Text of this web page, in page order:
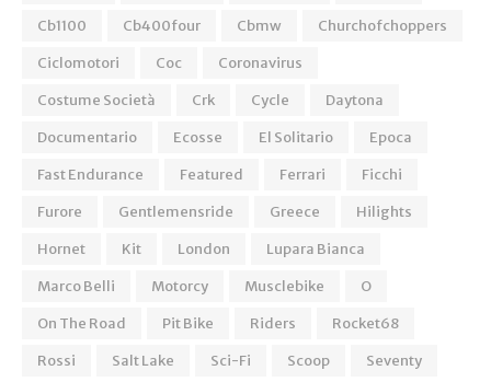
Cb1100
Cb400four Cbmw
Churchofchoppers
Ciclomotori
Coc
Coronavirus
Costume Società
Crk Cycle
Daytona
Documentario
Ecosse El Solitario
Epoca
Fast Endurance
Featured Ferrari
Ficchi
Furore
Gentlemensride Greece
Hilights
Hornet
Kit London
Lupara Bianca
Marco Belli
Motorcy Musclebike
O
On The Road
Pit Bike Riders
Rocket68
Rossi
Salt Lake Sci-Fi Scoop
Seventy